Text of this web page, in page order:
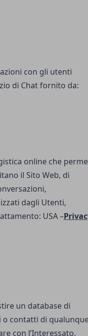
con gli utenti
di Chat fornito da:
online che
il Sito Web, di
dagli Utenti,
USA –
un database di
contatti di
con l’Interessato.